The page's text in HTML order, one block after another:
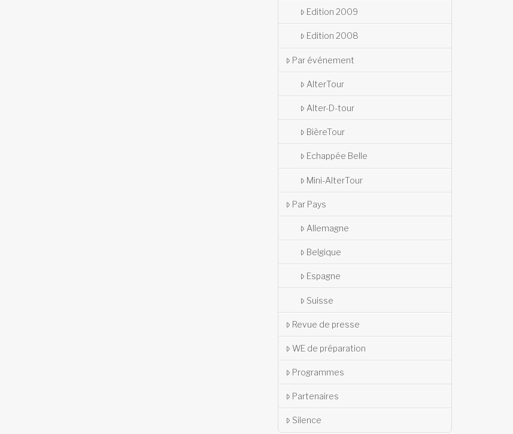
Edition 2009
Edition 2008
Par événement
AlterTour
Alter-D-tour
BièreTour
Echappée Belle
Mini-AlterTour
Par Pays
Allemagne
Belgique
Espagne
Suisse
Revue de presse
WE de préparation
Programmes
Partenaires
Silence